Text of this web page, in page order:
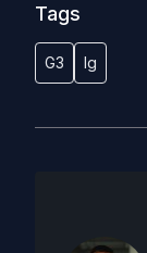
Tags
G3 lg